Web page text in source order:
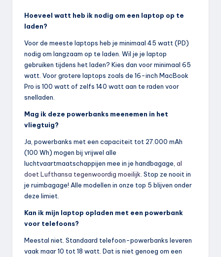
Hoeveel watt heb ik nodig om een laptop op te
laden?
Voor de meeste laptops heb je minimaal 45 watt (PD)
nodig om langzaam op te laden. Wil je je laptop
gebruiken tijdens het laden? Kies dan voor minimaal 65
watt. Voor grotere laptops zoals de 16-inch MacBook
Pro is 100 watt of zelfs 140 watt aan te raden voor
snelladen.
Mag ik deze powerbanks meenemen in het
vliegtuig?
Ja, powerbanks met een capaciteit tot 27.000 mAh
(100 Wh) mogen bij vrijwel alle
luchtvaartmaatschappijen mee in je handbagage, al
doet Lufthansa tegenwoordig moeilijk . Stop ze nooit in
je ruimbagage! Alle modellen in onze top 5 blijven onder
deze limiet.
Kan ik mijn laptop opladen met een powerbank
voor telefoons?
Meestal niet. Standaard telefoon-powerbanks leveren
vaak maar 10 tot 18 watt. Dat is niet genoeg om een